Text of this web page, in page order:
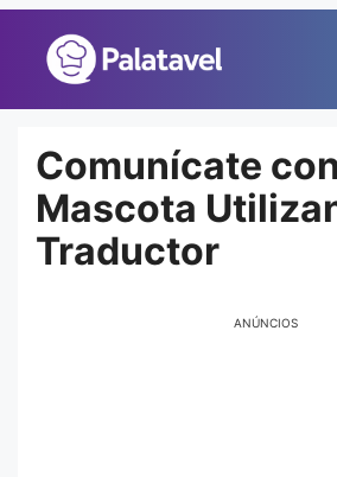
conteúdo
Comunícate
Mascota
Traductor
ANÚNCIOS